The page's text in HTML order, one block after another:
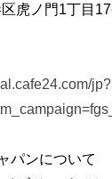
虎ノ門1丁目
パンについて